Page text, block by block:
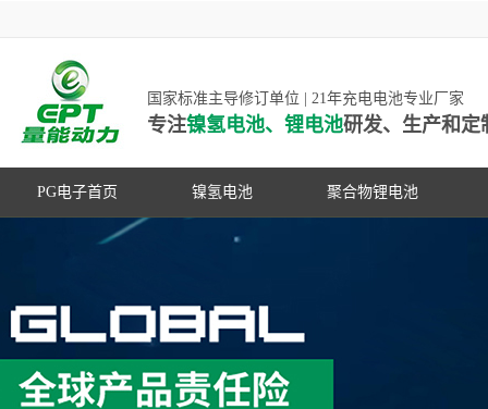
国家标准主导修订单位 | 21年充电电池专业厂家
专注镍氢电池、锂电池研发、生产和定
PG电子首页 镍氢电池 聚合物锂电池
高容量镍氢电池
超低自放电镍氢电池
动力镍氢电池
PG游戏官网是镍氢电池国家标准主导
修订单位，并参与多项锂电池行业国